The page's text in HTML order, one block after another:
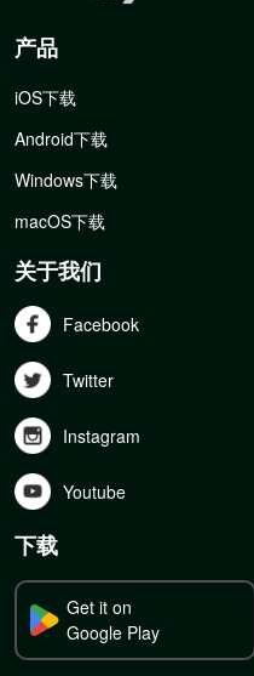
产品
iOS下载
Android下载
Windows下载
macOS下载
关于我们
Facebook
Twitter
Instagram
Youtube
下载
Get it on
Google Play